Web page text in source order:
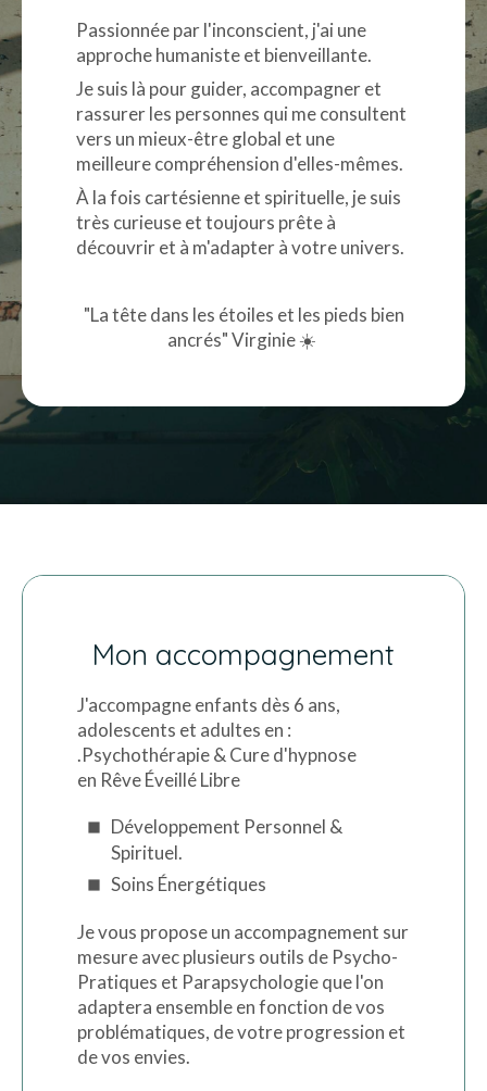
Passionnée par l'inconscient, j'ai une
approche humaniste et bienveillante.
Je suis là pour guider, accompagner et
rassurer les personnes qui me consultent
vers un mieux-être global et une
meilleure compréhension d'elles-mêmes.
À la fois cartésienne et spirituelle, je suis
très curieuse et toujours prête à
découvrir et à m'adapter à votre univers.
"La tête dans les étoiles et les pieds bien
ancrés" Virginie ☀️
Mon accompagnement
J'accompagne enfants dès 6 ans,
adolescents et adultes en :
.Psychothérapie & Cure d'hypnose
en Rêve Éveillé Libre
Développement Personnel &
Spirituel.
Soins Énergétiques
Je vous propose un accompagnement sur
mesure avec plusieurs outils de Psycho-
Pratiques et Parapsychologie que l'on
adaptera ensemble en fonction de vos
problématiques, de votre progression et
de vos envies.